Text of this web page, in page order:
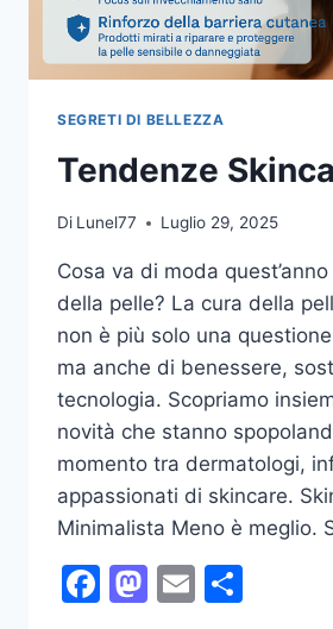
SEGRETI DI BELLEZZA
Tendenze
Di Lunel77 Luglio 29, 2025
Cosa va di moda
della pelle? La cura della
non è più solo una
ma anche di benessere,
tecnologia. Scopriamo
novità che stanno
momento tra dermatologi,
appassionati di skincare.
Minimalista Meno è meglio.
Facebook
Mastodon
Email